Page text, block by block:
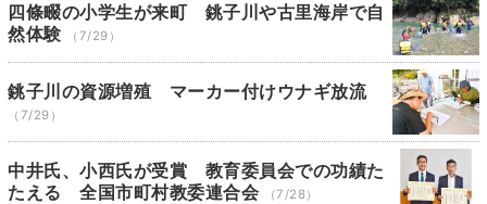
四條畷の小学生が来町 銚子川や古里海岸で自
然体験
（7/29）
銚子川の資源増殖 マーカー付けウナギ放流
（7/29）
中井氏、小西氏が受賞 教育委員会での功績た
たえる 全国市町村教委連合会
（7/28）